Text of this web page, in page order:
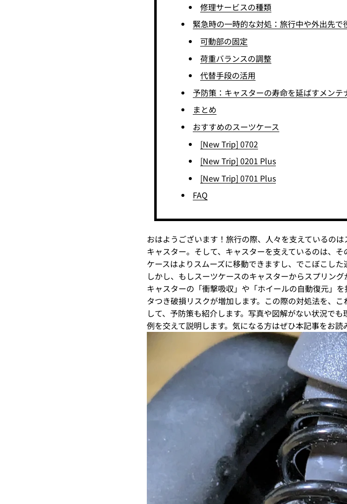
修理サービスの種類
緊急時の一時的な対処：旅行中や外出先で
可動部の固定
荷重バランスの調整
代替手段の活用
予防策：キャスターの寿命を延ばすメンテ
まとめ
おすすめのスーツケース
[New Trip] 0702
[New Trip] 0201 Plus
[New Trip] 0701 Plus
FAQ
おはようございます！旅行の際、人々を支えているの
キャスター。そして、キャスターを支えているのは、
ケースはよりスムーズに移動できますし、でこぼこした
しかし、もしスーツケースのキャスターからスプリン
キャスターの「衝撃吸収」や「ホイールの自動復元」
タつき破損リスクが増加します。この際の対処法を、
して、予防策も紹介します。写真や図解がない状況で
例を交えて説明します。気になる方はぜひ本記事をお読